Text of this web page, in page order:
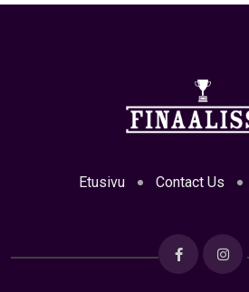
Etusivu Contact Us